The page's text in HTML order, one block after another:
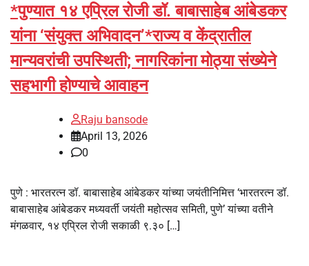
*पुण्यात १४ एप्रिल रोजी डॉ. बाबासाहेब आंबेडकर
यांना ‘संयुक्त अभिवादन’*राज्य व केंद्रातील
मान्यवरांची उपस्थिती; नागरिकांना मोठ्या संख्येने
सहभागी होण्याचे आवाहन
Raju bansode
April 13, 2026
0
पुणे : भारतरत्न डॉ. बाबासाहेब आंबेडकर यांच्या जयंतीनिमित्त ‘भारतरत्न डॉ.
बाबासाहेब आंबेडकर मध्यवर्ती जयंती महोत्सव समिती, पुणे’ यांच्या वतीने
मंगळवार, १४ एप्रिल रोजी सकाळी ९.३० […]